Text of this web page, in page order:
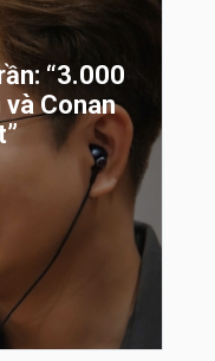
“3.000
Conan